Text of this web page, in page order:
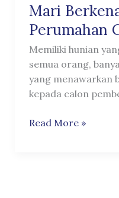
Mari
Perumahan
Memiliki hunian
semua orang,
yang menawarkan
kepada calon
dengan
Perumahan
Cluster
Read More »